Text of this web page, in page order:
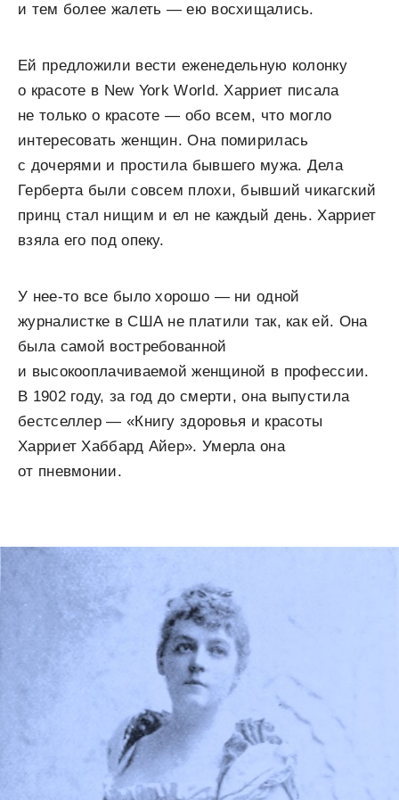
и тем более жалеть — ею восхищались.
Ей предложили вести еженедельную колонку
о красоте в New York World. Харриет писала
не только о красоте — обо всем, что могло
интересовать женщин. Она помирилась
с дочерями и простила бывшего мужа. Дела
Герберта были совсем плохи, бывший чикагский
принц стал нищим и ел не каждый день. Харриет
взяла его под опеку.
У нее-то все было хорошо — ни одной
журналистке в США не платили так, как ей. Она
была самой востребованной
и высокооплачиваемой женщиной в профессии.
В 1902 году, за год до смерти, она выпустила
бестселлер — «Книгу здоровья и красоты
Харриет Хаббард Айер». Умерла она
от пневмонии.